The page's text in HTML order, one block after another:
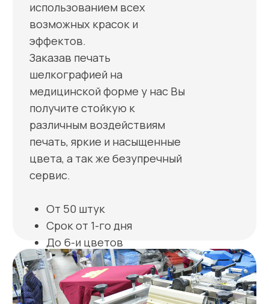
Задать вопрос
(трафаретной печати)
на медицинской форме
Формат до А4
(210*297 мм.)